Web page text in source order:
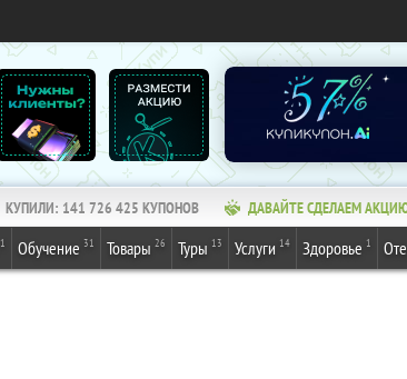
КУПИЛИ: 141 726 425 КУПОНОВ ДАВАЙТЕ СДЕЛАЕМ
1 Обучение 31 Товары 26 Туры 13 Услуги 14 Здоровье 1